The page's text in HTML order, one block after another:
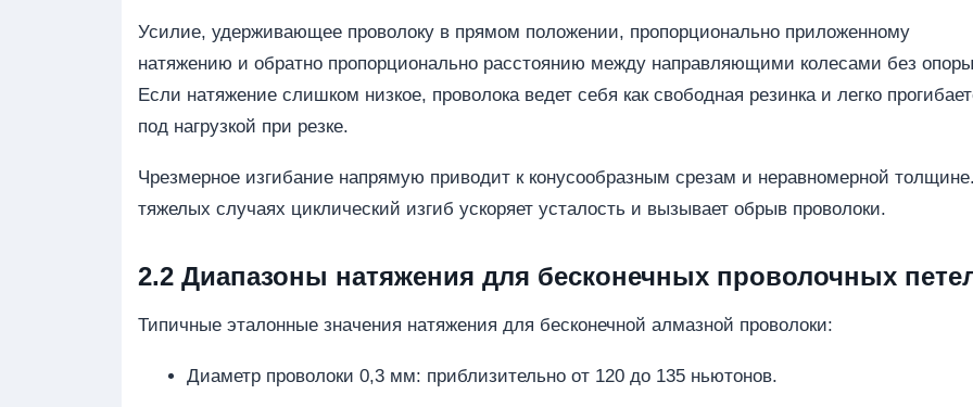
Усилие, удерживающее проволоку в прямом положении, пропорционально приложенному
натяжению и обратно пропорционально расстоянию между направляющими колесами без
Если натяжение слишком низкое, проволока ведет себя как свободная резинка и легко
под нагрузкой при резке.
Чрезмерное изгибание напрямую приводит к конусообразным срезам и неравномерной
тяжелых случаях циклический изгиб ускоряет усталость и вызывает обрыв проволоки.
2.2 Диапазоны натяжения для бесконечных проволочных
Типичные эталонные значения натяжения для бесконечной алмазной проволоки:
Диаметр проволоки 0,3 мм: приблизительно от 120 до 135 ньютонов.